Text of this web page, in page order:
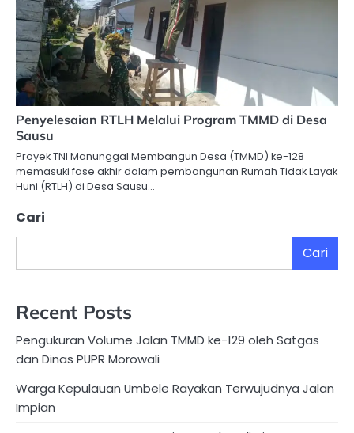
Penyelesaian RTLH Melalui Program TMMD di Desa
Sausu
Proyek TNI Manunggal Membangun Desa (TMMD) ke-128
memasuki fase akhir dalam pembangunan Rumah Tidak Layak
Huni (RTLH) di Desa Sausu…
Cari
Cari
Recent Posts
Pengukuran Volume Jalan TMMD ke-129 oleh Satgas
dan Dinas PUPR Morowali
Warga Kepulauan Umbele Rayakan Terwujudnya Jalan
Impian